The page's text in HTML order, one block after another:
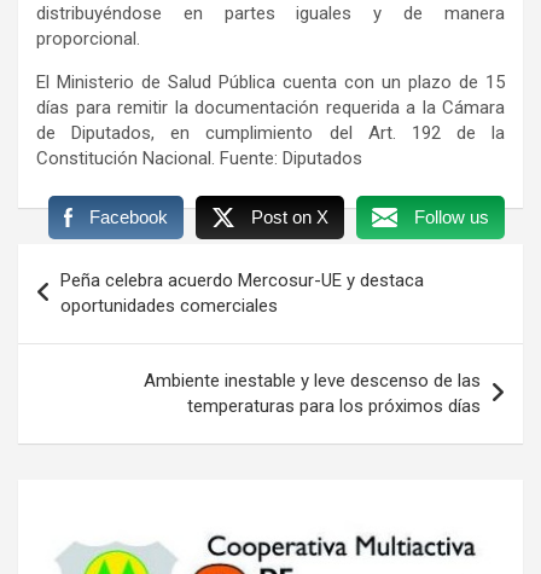
distribuyéndose en partes iguales y de manera
proporcional.
El Ministerio de Salud Pública cuenta con un plazo de 15
días para remitir la documentación requerida a la Cámara
de Diputados, en cumplimiento del Art. 192 de la
Constitución Nacional. Fuente: Diputados
Facebook Post on X Follow us
de
entradas
Peña celebra acuerdo Mercosur-UE y destaca
oportunidades comerciales
Ambiente inestable y leve descenso de las
temperaturas para los próximos días